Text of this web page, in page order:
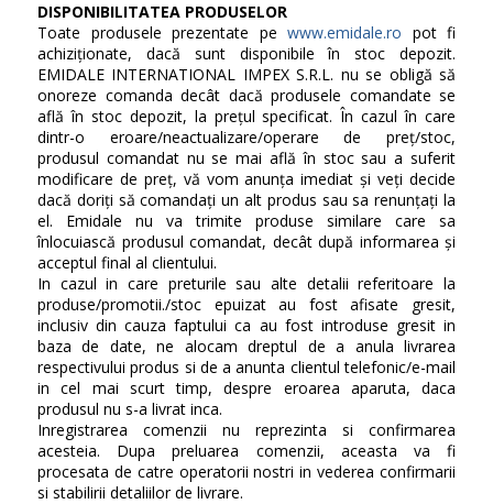
DISPONIBILITATEA PRODUSELOR
Toate produsele prezentate pe www.emidale.ro pot fi
achiziționate, dacă sunt disponibile în stoc depozit.
EMIDALE INTERNATIONAL IMPEX S.R.L. nu se obligă să
onoreze comanda decât dacă produsele comandate se
află în stoc depozit, la prețul specificat. În cazul în care
dintr-o eroare/neactualizare/operare de preț/stoc,
produsul comandat nu se mai află în stoc sau a suferit
modificare de preț, vă vom anunța imediat și veți decide
dacă doriți să comandați un alt produs sau sa renunțați la
el. Emidale nu va trimite produse similare care sa
înlocuiască produsul comandat, decât după informarea și
acceptul final al clientului.
In cazul in care preturile sau alte detalii referitoare la
produse/promotii./stoc epuizat au fost afisate gresit,
inclusiv din cauza faptului ca au fost introduse gresit in
baza de date, ne alocam dreptul de a anula livrarea
respectivului produs si de a anunta clientul telefonic/e-mail
in cel mai scurt timp, despre eroarea aparuta, daca
produsul nu s-a livrat inca.
Inregistrarea comenzii nu reprezinta si confirmarea
acesteia. Dupa preluarea comenzii, aceasta va fi
procesata de catre operatorii nostri in vederea confirmarii
si stabilirii detaliilor de livrare.